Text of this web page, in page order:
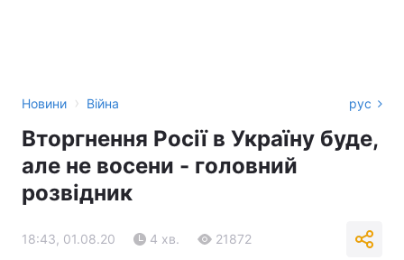
Новини › Війна рус
Вторгнення Росії в Україну буде,
але не восени - головний
розвідник
18:43, 01.08.20 4 хв. 21872